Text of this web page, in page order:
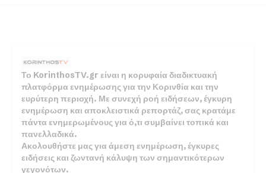
Το KorinthosTV.gr είναι η κορυφαία διαδικτυακή
πλατφόρμα ενημέρωσης για την Κορινθία και την
ευρύτερη περιοχή. Με συνεχή ροή ειδήσεων, έγκυρη
ενημέρωση και αποκλειστικά ρεπορτάζ, σας κρατάμε
πάντα ενημερωμένους για ό,τι συμβαίνει τοπικά και
πανελλαδικά.
Ακολουθήστε μας για άμεση ενημέρωση, έγκυρες
ειδήσεις και ζωντανή κάλυψη των σημαντικότερων
γεγονότων.